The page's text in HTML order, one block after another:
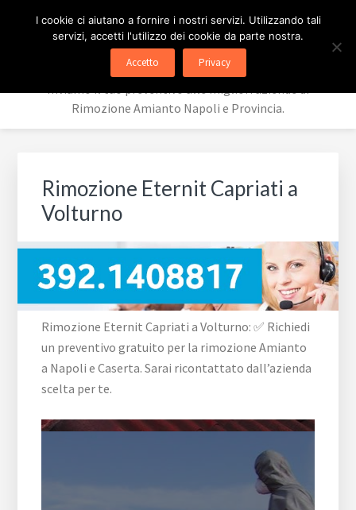
pagina
PREVENTIVI RIMOZIONE
AMIANTO
Inviamo il tuo preventivo alle migliori aziende di
Rimozione Amianto Napoli e Provincia.
Rimozione Eternit Capriati a
Volturno
Rimozione Eternit Capriati a Volturno: ✅ Richiedi
un preventivo gratuito per la rimozione Amianto
a Napoli e Caserta. Sarai ricontattato dall’azienda
scelta per te.
I cookie ci aiutano a fornire i nostri servizi. Utilizzando tali
servizi, accetti l'utilizzo dei cookie da parte nostra.
Accetto Privacy